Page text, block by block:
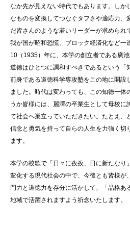
なか先が見えない時代でもあります。しか
なものを変換してつなぐタフさや適応力、
だ皆さんのような若いリーダーが求められ
我が国が昭和恐慌、ブロック経済化など一
10（1935）年に、本学の創立者である廣
道徳はひとつに調和すべきであるという「
前身である道徳科学専攻塾をこの地に開設
ました。時代は変わっても、この知徳一
うか皆様には、麗澤の卒業生として母校に
て社会へ巣立っていただきたい。たとえ、
信念と勇気を持って自らの人生を力強く切
ます。
本学の校歌で「日々に孜孜、日に新たなり
変化する現代社会の中で、今後とも皆様が
門力と道徳力を存分に活かして、「品格あ
地域で活躍されますよう祈念いたします。